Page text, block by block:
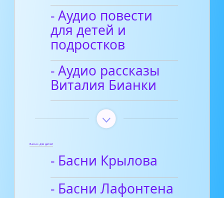
- Аудио повести
для детей и
подростков
- Аудио рассказы
Виталия Бианки
Басни для детей
- Басни Крылова
- Басни Лафонтена